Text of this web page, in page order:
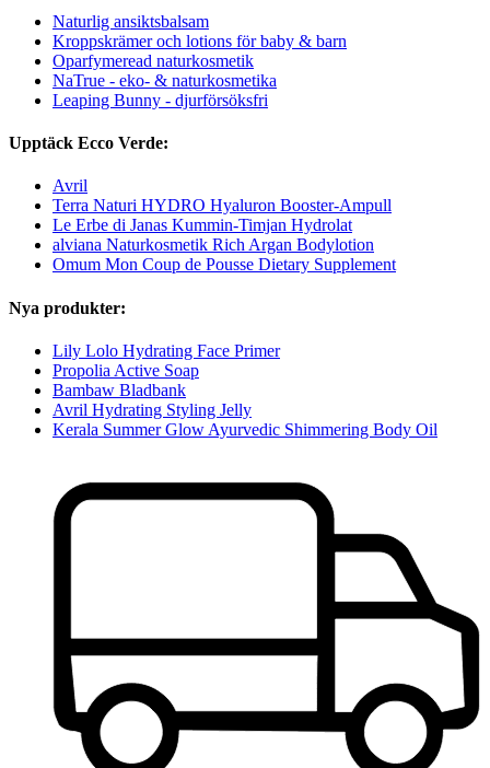
Naturlig ansiktsbalsam
Kroppskrämer och lotions för baby & barn
Oparfymeread naturkosmetik
NaTrue - eko- & naturkosmetika
Leaping Bunny - djurförsöksfri
Upptäck Ecco Verde:
Avril
Terra Naturi HYDRO Hyaluron Booster-Ampull
Le Erbe di Janas Kummin-Timjan Hydrolat
alviana Naturkosmetik Rich Argan Bodylotion
Omum Mon Coup de Pousse Dietary Supplement
Nya produkter:
Lily Lolo Hydrating Face Primer
Propolia Active Soap
Bambaw Bladbank
Avril Hydrating Styling Jelly
Kerala Summer Glow Ayurvedic Shimmering Body Oil